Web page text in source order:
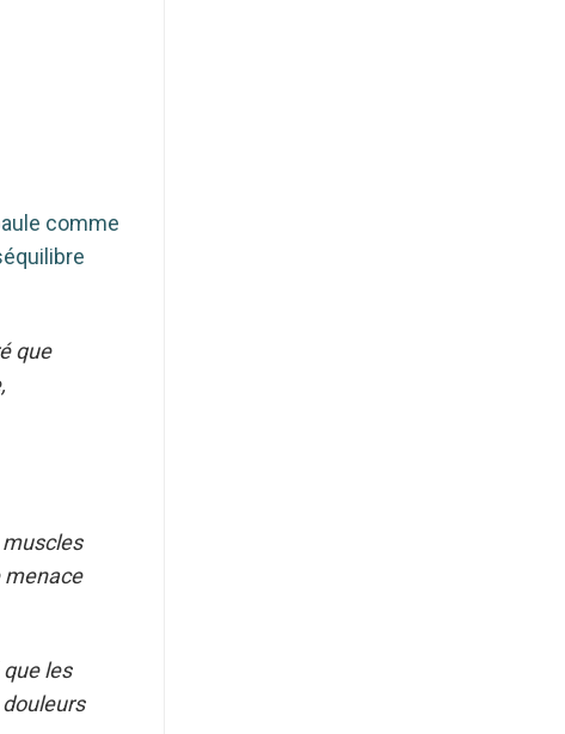
comme
que
menace
les